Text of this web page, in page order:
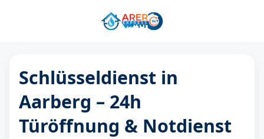
Schlüsseldienst in
Aarberg – 24h
Türöffnung & Notdienst